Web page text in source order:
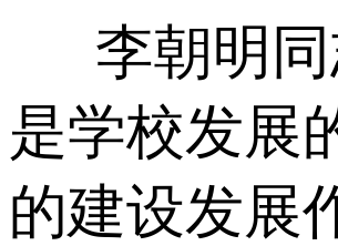
李朝明
是学校发展
的建设发展